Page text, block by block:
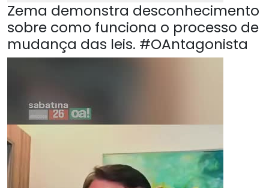
Zema demonstra desconhecimento
sobre como funciona o processo de
mudança das leis. #OAntagonista